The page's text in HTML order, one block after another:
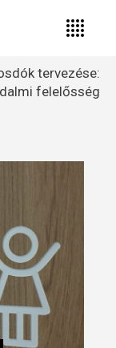
tervezése:
felelősség